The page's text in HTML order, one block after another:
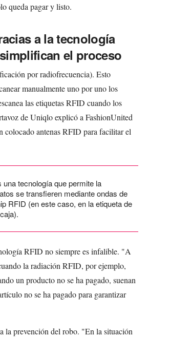
queda pagar y listo.
a la tecnología
el proceso
por radiofrecuencia). Esto
manualmente uno por uno los
las etiquetas RFID cuando los
de Uniqlo explicó a FashionUnited
colocado antenas RFID para facilitar el
tecnología que permite la
se transfieren mediante ondas de
RFID (en este caso, en la etiqueta de
RFID no siempre es infalible. "A
la radiación RFID, por ejemplo,
un producto no se ha pagado, suenan
no se ha pagado para garantizar
la prevención del robo. "En la situación